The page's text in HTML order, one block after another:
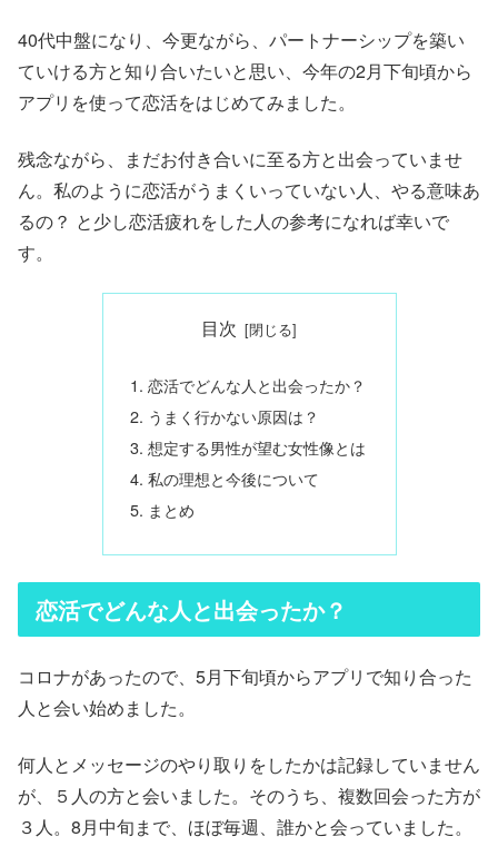
40代中盤になり、今更ながら、パートナーシップを築い
ていける方と知り合いたいと思い、今年の2月下旬頃から
アプリを使って恋活をはじめてみました。
残念ながら、まだお付き合いに至る方と出会っていませ
ん。私のように恋活がうまくいっていない人、やる意味あ
るの？ と少し恋活疲れをした人の参考になれば幸いで
す。
目次
恋活でどんな人と出会ったか？
うまく行かない原因は？
想定する男性が望む女性像とは
私の理想と今後について
まとめ
恋活でどんな人と出会ったか？
コロナがあったので、5月下旬頃からアプリで知り合った
人と会い始めました。
何人とメッセージのやり取りをしたかは記録していません
が、５人の方と会いました。そのうち、複数回会った方が
３人。8月中旬まで、ほぼ毎週、誰かと会っていました。